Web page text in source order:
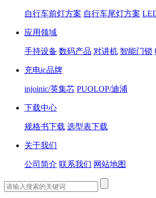
自行车前灯方案 自行车尾灯方案
应用领域
手持设备 数码产品 对讲机 智能门锁
充电ic品牌
injoinic/英集芯 PUOLOP/迪浦
下载中心
规格书下载 选型表下载
关于我们
公司简介 联系我们 网站地图